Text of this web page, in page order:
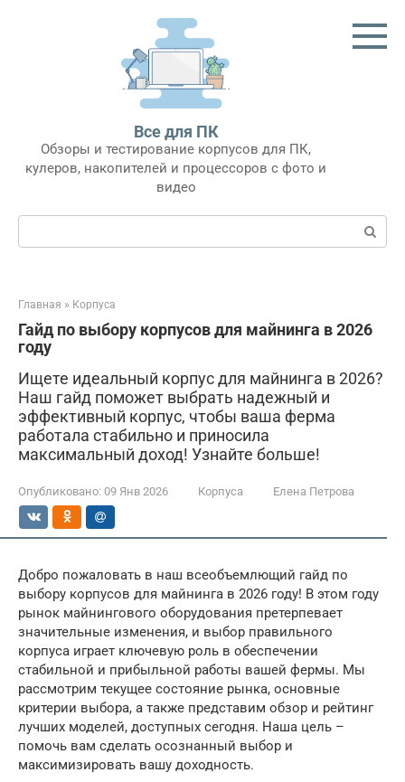
Все для ПК
Обзоры и тестирование корпусов для ПК,
кулеров, накопителей и процессоров с фото и
видео
Поиск:
Главная » Корпуса
Гайд по выбору корпусов для майнинга в 2026
году
Ищете идеальный корпус для майнинга в 2026?
Наш гайд поможет выбрать надежный и
эффективный корпус, чтобы ваша ферма
работала стабильно и приносила
максимальный доход! Узнайте больше!
Опубликовано: 09 Янв 2026 Корпуса Елена Петрова
Добро пожаловать в наш всеобъемлющий гайд по
выбору корпусов для майнинга в 2026 году! В этом году
рынок майнингового оборудования претерпевает
значительные изменения, и выбор правильного
корпуса играет ключевую роль в обеспечении
стабильной и прибыльной работы вашей фермы. Мы
рассмотрим текущее состояние рынка, основные
критерии выбора, а также представим обзор и рейтинг
лучших моделей, доступных сегодня. Наша цель –
помочь вам сделать осознанный выбор и
максимизировать вашу доходность.